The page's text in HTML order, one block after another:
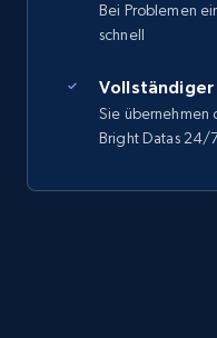
Bei Problemen
schnell
Vollständiger
Sie übernehmen
Bright Datas 24/